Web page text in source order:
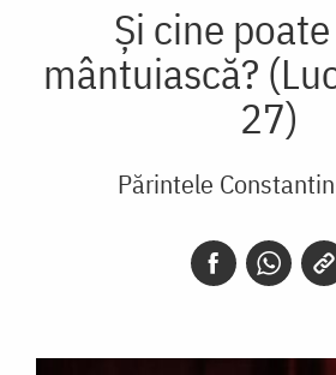
Și cine
mântuiască?
27)
Părintele